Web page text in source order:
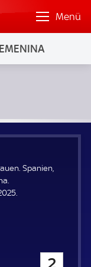
Menü
Spanien,